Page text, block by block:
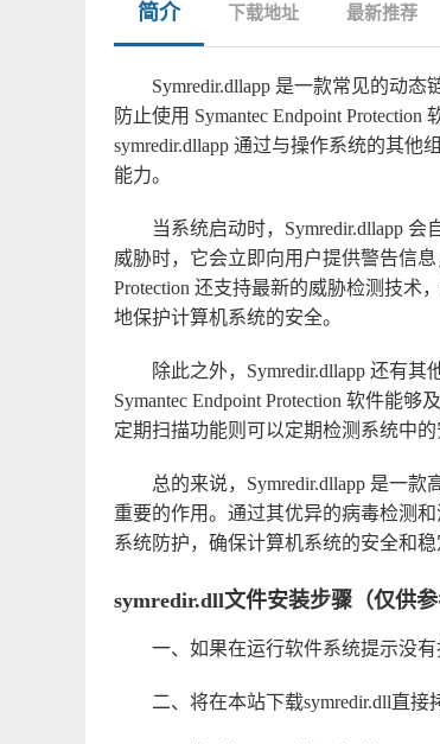
简介 下载地址 最新推荐
Symredir.dllapp 是一款常见的动
防止使用 Symantec Endpoint
symredir.dllapp 通过与操作系统的其
能力。
当系统启动时，Symredir.dllapp
威胁时，它会立即向用户提供警告信
Protection 还支持最新的威胁检测技术
地保护计算机系统的安全。
除此之外，Symredir.dllapp 还有
Symantec Endpoint Protection 软件能
定期扫描功能则可以定期检测系统中
总的来说，Symredir.dllapp 是一
重要的作用。通过其优异的病毒检测和
系统防护，确保计算机系统的安全和稳
symredir.dll文件安装步骤（仅供参
一、如果在运行软件系统提示没有
二、将在本站下载symredir.dll直接